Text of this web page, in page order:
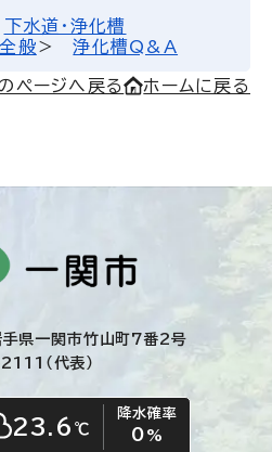
下水道・浄化槽
般
浄化槽Q&A
ページへ戻る ホームに戻る
県一関市竹山町7番2号
（代表）
の天気
り23.6 ℃
降水確率
0 %